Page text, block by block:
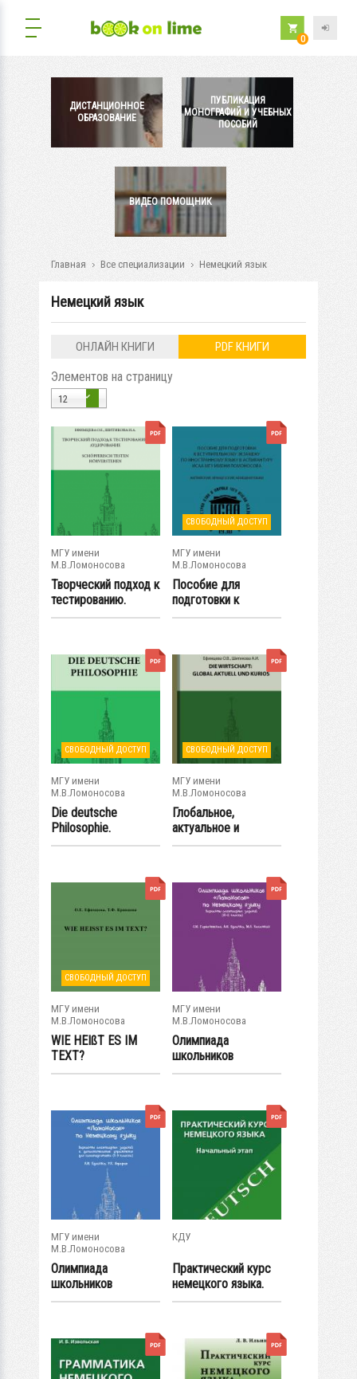
0
ДИСТАНЦИОННОЕ
ОБРАЗОВАНИЕ
ПУБЛИКАЦИЯ
МОНОГРАФИЙ И УЧЕБНЫХ
ПОСОБИЙ
ВИДЕО ПОМОЩНИК
Главная Все специализации Немецкий язык
Немецкий язык
ОНЛАЙН КНИГИ PDF КНИГИ
Элементов на страницу
12
МГУ имени
М.В.Ломоносова
Творческий подход к
тестированию.
Аудирование =...
СВОБОДНЫЙ ДОСТУП
МГУ имени
М.В.Ломоносова
Пособие для
подготовки к
вступительному
СВОБОДНЫЙ ДОСТУП
МГУ имени
М.В.Ломоносова
Die deutsche
Philosophie.
Немецкая
СВОБОДНЫЙ ДОСТУП
МГУ имени
М.В.Ломоносова
Глобальное,
актуальное и
курьёзное в
СВОБОДНЫЙ ДОСТУП
МГУ имени
М.В.Ломоносова
WIE HEIßT ES IM
TEXT?
МГУ имени
М.В.Ломоносова
Олимпиада
школьников
«Ломоносов» по
МГУ имени
М.В.Ломоносова
Олимпиада
школьников
«Ломоносов» по
КДУ
Практический курс
немецкого языка.
Начальный этап